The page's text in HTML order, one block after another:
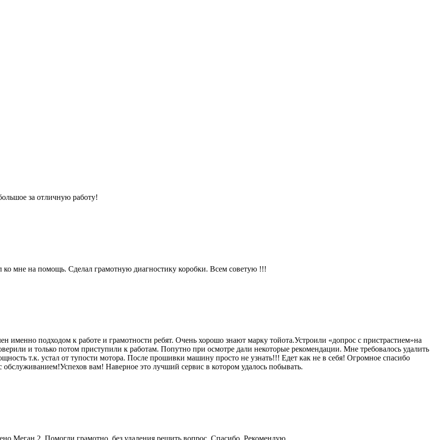
за отличную работу!
мне на помощь. Сделал грамотную диагностику коробки. Всем советую !!!
именно подходом к работе и грамотности ребят. Очень хорошо знают марку тойота.Устроили «допрос с пристрастием»на
и только потом приступили к работам. Попутно при осмотре дали некоторые рекомендации. Мне требовалось удалить
т.к. устал от тупости мотора. После прошивки машину просто не узнать!!! Едет как не в себя! Огромное спасибо
обслуживанием!Успехов вам! Наверное это лучший сервис в котором удалось побывать.
Меган 2. Помогли грамотно, без удаления решить вопрос. Спасибо. Рекомендую.